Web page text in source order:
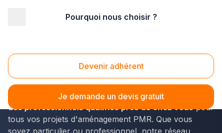
Pourquoi nous choisir ?
Devenir adhérent
Je demande un devis gratuit
Accessibilité Nantes (44000)
Vous envisagez des travaux d'accessibilité à Nantes ?
La solution Plus que pro vous met en relation avec
des professionnels qualifiés près de chez vouspour
tous vos projets d'aménagement PMR. Que vous
soyez particulier ou professionnel, notre réseau